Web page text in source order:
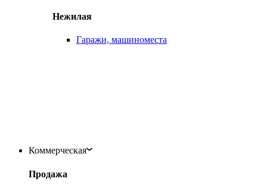
Нежилая
Гаражи, машиноместа
Коммерческая
Продажа